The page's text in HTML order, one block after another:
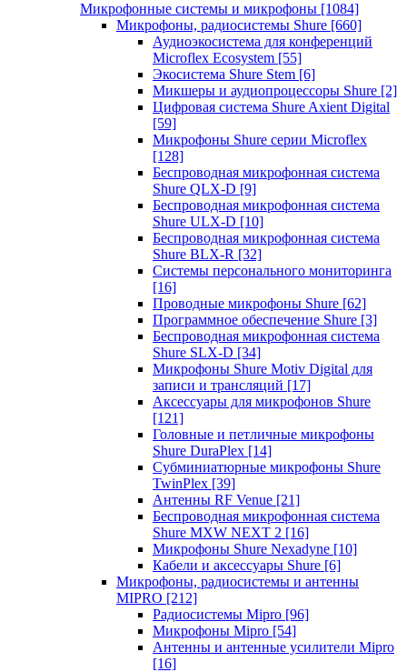
Микрофонные системы и микрофоны [1084]
Микрофоны, радиосистемы Shure [660]
Аудиоэкосистема для конференций
Microflex Ecosystem [55]
Экосистема Shure Stem [6]
Микшеры и аудиопроцессоры Shure [2]
Цифровая система Shure Axient Digital
[59]
Микрофоны Shure серии Microflex
[128]
Беспроводная микрофонная система
Shure QLX-D [9]
Беспроводная микрофонная система
Shure ULX-D [10]
Беспроводная микрофонная система
Shure BLX-R [32]
Системы персонального мониторинга
[16]
Проводные микрофоны Shure [62]
Программное обеспечение Shure [3]
Беспроводная микрофонная система
Shure SLX-D [34]
Микрофоны Shure Motiv Digital для
записи и трансляций [17]
Аксессуары для микрофонов Shure
[121]
Головные и петличные микрофоны
Shure DuraPlex [14]
Субминиатюрные микрофоны Shure
TwinPlex [39]
Антенны RF Venue [21]
Беспроводная микрофонная система
Shure MXW NEXT 2 [16]
Микрофоны Shure Nexadyne [10]
Кабели и аксессуары Shure [6]
Микрофоны, радиосистемы и антенны
MIPRO [212]
Радиосистемы Mipro [96]
Микрофоны Mipro [54]
Антенны и антенные усилители Mipro
[16]